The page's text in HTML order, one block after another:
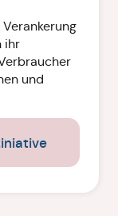
ihr
und